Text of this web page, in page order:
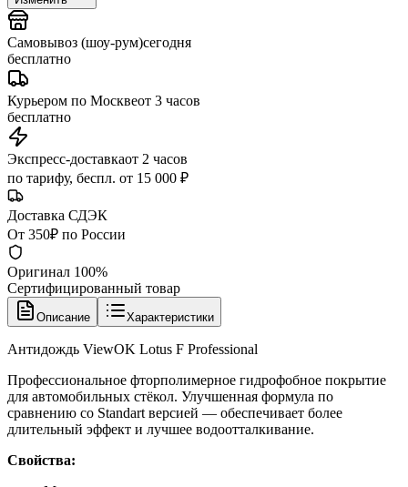
Самовывоз (шоу-рум)сегодня
бесплатно
Курьером по Москвеот 3 часов
бесплатно
Экспресс-доставкаот 2 часов
по тарифу, беспл. от 15 000 ₽
Доставка СДЭК
От 350₽ по России
Оригинал 100%
Сертифицированный товар
Описание Характеристики
Антидождь ViewOK Lotus F Professional
Профессиональное фторполимерное гидрофобное покрытие
для автомобильных стёкол. Улучшенная формула по
сравнению со Standart версией — обеспечивает более
длительный эффект и лучшее водоотталкивание.
Свойства: